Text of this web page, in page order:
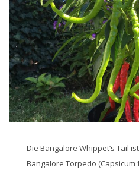
Die Bangalore Whippet’s Tail
Bangalore Torpedo